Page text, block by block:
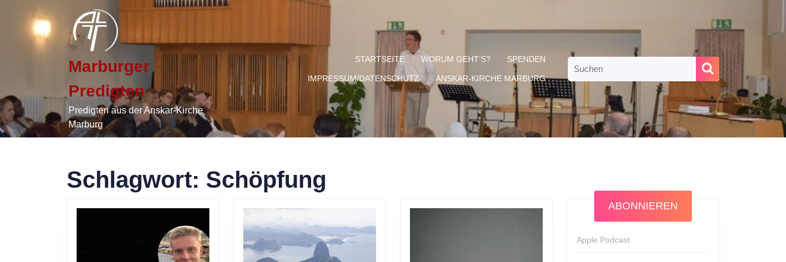
content
Marburger
Predigten
Predigten aus der Anskar-Kirche
Marburg
STARTSEITE WORUM GEHT’S? SPENDEN
IMPRESSUM/DATENSCHUTZ ANSKAR-KIRCHE MARBURG
for:
Schlagwort: Schöpfung
ABONNIEREN
Apple Podcast